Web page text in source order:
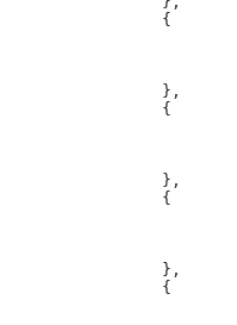
		{
		},
		{
		},
		{
		},
		{